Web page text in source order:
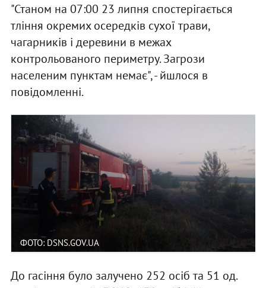
"Станом на 07:00 23 липня спостерігається
тління окремих осередків сухої трави,
чагарників і деревини в межах
контрольованого периметру. Загрози
населеним пунктам немає", - йшлося в
повідомленні.
ФОТО: DSNS.GOV.UA
До гасіння було залучено 252 осіб та 51 од.